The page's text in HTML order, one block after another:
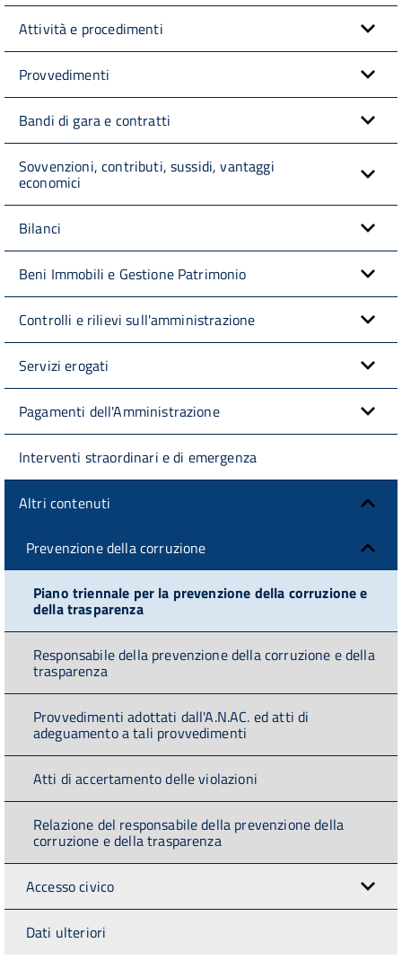
Attività e procedimenti
Provvedimenti
Bandi di gara e contratti
Sovvenzioni, contributi, sussidi, vantaggi
economici
Bilanci
Beni Immobili e Gestione Patrimonio
Controlli e rilievi sull'amministrazione
Servizi erogati
Pagamenti dell'Amministrazione
Interventi straordinari e di emergenza
Altri contenuti
Prevenzione della corruzione
Piano triennale per la prevenzione della corruzione e
della trasparenza
Responsabile della prevenzione della corruzione e della
trasparenza
Provvedimenti adottati dall'A.N.AC. ed atti di
adeguamento a tali provvedimenti
Atti di accertamento delle violazioni
Relazione del responsabile della prevenzione della
corruzione e della trasparenza
Accesso civico
Dati ulteriori